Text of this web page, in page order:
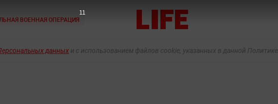
ВОЕННАЯ ОПЕРАЦИЯ
данных и с использованием файлов cookie, указанных в данной Политике.
9